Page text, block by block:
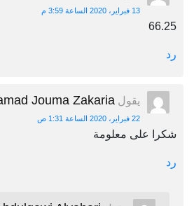
13 فبراير، 2020 الساعة 3:59 م
66.25
رد
يقول Jouma Zakaria
22 فبراير، 2020 الساعة 1:31 ص
شكرا على معلومة
رد